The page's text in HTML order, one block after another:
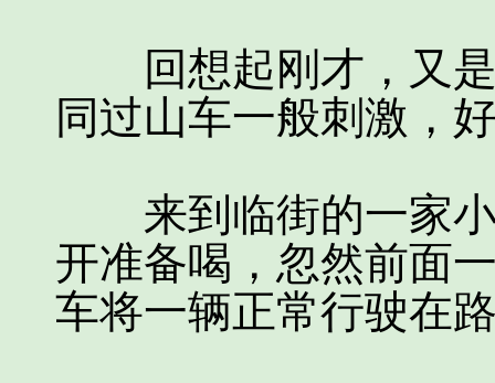
回想起刚才，又是
同过山车一般刺激，
来到临街的一家小
开准备喝，忽然前面
车将一辆正常行驶在